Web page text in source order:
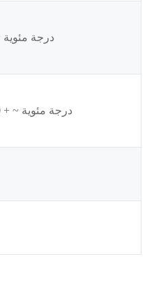
0 درجة مئوية ~ 40 درجة
-40 درجة مئوية ~ + 70 درجة مئوية